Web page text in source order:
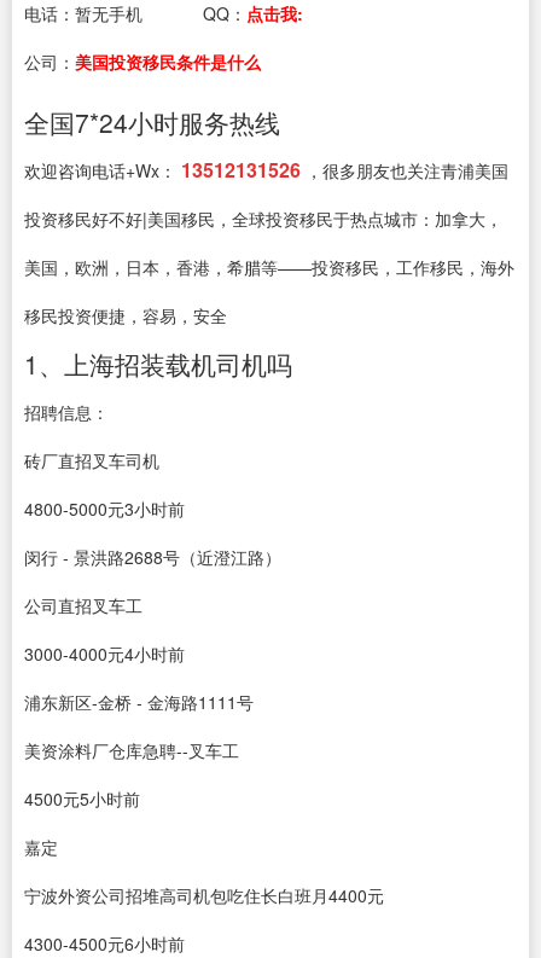
电话： 暂无手机 QQ： 点击我:
公司： 美国投资移民条件是什么
全国7*24小时服务热线
欢迎咨询电话+Wx： 13512131526 ，很多朋友也关注青浦美国
投资移民好不好|美国移民，全球投资移民于热点城市：加拿大，
美国，欧洲，日本，香港，希腊等——投资移民，工作移民，海外
移民投资便捷，容易，安全
1、上海招装载机司机吗
招聘信息：
砖厂直招叉车司机
4800-5000元3小时前
闵行 ‐ 景洪路2688号（近澄江路）
公司直招叉车工
3000-4000元4小时前
浦东新区‐金桥 ‐ 金海路1111号
美资涂料厂仓库急聘--叉车工
4500元5小时前
嘉定
宁波外资公司招堆高司机包吃住长白班月4400元
4300-4500元6小时前